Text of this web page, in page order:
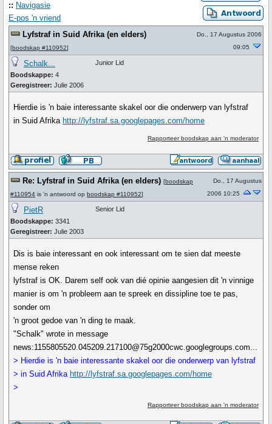
:: Navigasie
E-pos 'n vriend
Lyfstraf in Suid Afrika (en elders)
[boodskap #110952]
Do., 17 Augustus 2006
09:05
Schalk...
Boodskappe: 4
Geregistreer: Julie 2006
Junior Lid
Hierdie is 'n baie interessante skakel oor die onderwerp van lyfstraf
in Suid Afrika http://lyfstraf.sa.googlepages.com/home
Rapporteer boodskap aan 'n moderator
Re: Lyfstraf in Suid Afrika (en elders) [boodskap
#110954 is 'n antwoord op boodskap #110952]
Do., 17 Augustus
2006 10:25
PietR
Boodskappe: 3341
Geregistreer: Julie 2003
Senior Lid
Dis is baie interessant en ook interessant om te sien dat meeste
mense reken
lyfstraf is OK. Darem self ook van dié opinie aangesien dit 'n vinnige
manier is om 'n probleem aan te spreek en dissipline toe te pas,
sonder om
'n groot gedoe van 'n ding te maak.
"Schalk" wrote in message
news:1155805520.045209.217100@75g2000cwc.googlegroups.com...
> Hierdie is 'n baie interessante skakel oor die onderwerp van lyfstraf
> in Suid Afrika http://lyfstraf.sa.googlepages.com/home
>
Rapporteer boodskap aan 'n moderator